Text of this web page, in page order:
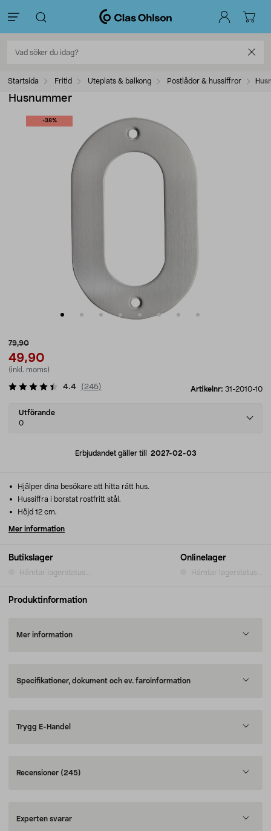
Startsida Fritid Uteplats & balkong Postlådor & hussiffror
Husnummer
-38%
79,90
49,90
(inkl. moms)
Artikelnr: 31-2010-10
4.4 ( 245)
Select
variant
Utförande
0
Erbjudandet gäller till 2027-02-03
Butikslager
Hämtar lagerstatus...
Onlinelager
Hämtar lagerstatus...
Hjälper dina besökare att hitta rätt hus.
Hussiffra i borstat rostfritt stål.
Höjd 12 cm.
Mer information
Produktinformation
Mer information
Specifikationer, dokument och ev. faroinformation
Trygg E-Handel
Recensioner (245)
Experten svarar